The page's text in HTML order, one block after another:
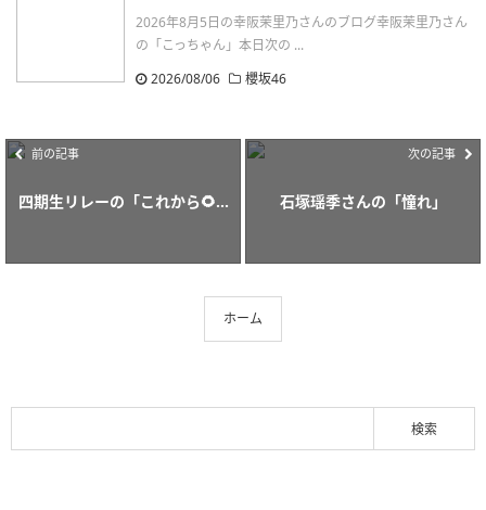
2026年8月5日の幸阪茉里乃さんのブログ幸阪茉里乃さん
の「こっちゃん」本日次の ...
2026/08/06
櫻坂46
前の記事
四期生リレーの「これから🌻...
次の記事
石塚瑶季さんの「憧れ」
ホーム